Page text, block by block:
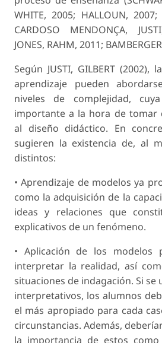
WHITE, 2005; HALLOUN,
CARDOSO MENDONÇA,
JONES, RAHM, 2011;
Según JUSTI, GILBERT (2002),
aprendizaje pueden
niveles de complejidad,
importante a la hora de tomar
al diseño didáctico. En
sugieren la existencia de, al
distintos:
• Aprendizaje de modelos ya
como la adquisición de la
ideas y relaciones que
explicativos de un fenómeno.
• Aplicación de los modelos
interpretar la realidad, así
situaciones de indagación. Si se
interpretativos, los alumnos
el más apropiado para cada
circunstancias. Además,
la importancia de estos